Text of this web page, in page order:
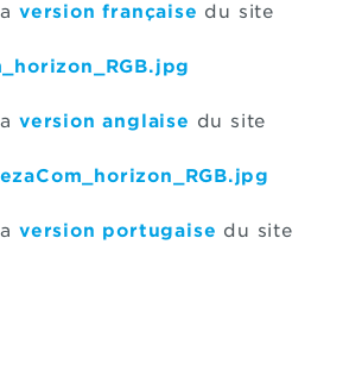
version française du site
version anglaise du site
version portugaise du site